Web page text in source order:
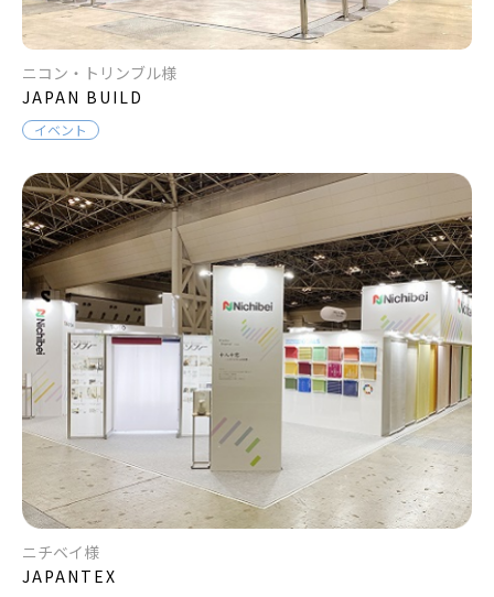
ニコン・トリンブル様
JAPAN BUILD
イベント
ニチベイ様
JAPANTEX